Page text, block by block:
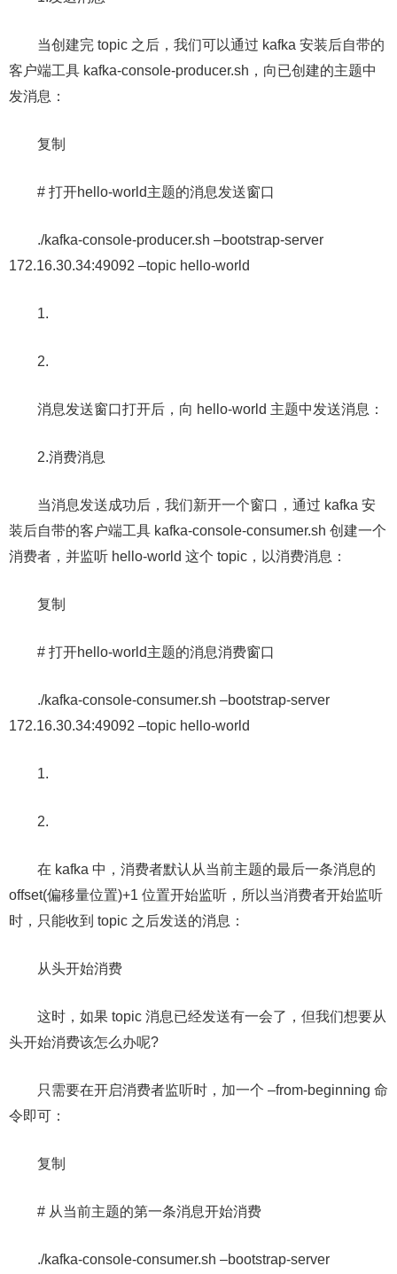
当创建完 topic 之后，我们可以通过 kafka 安装后自带的
客户端工具 kafka-console-producer.sh，向已创建的主题中
发消息：
复制
# 打开hello-world主题的消息发送窗口
./kafka-console-producer.sh –bootstrap-server
172.16.30.34:49092 –topic hello-world
1.
2.
消息发送窗口打开后，向 hello-world 主题中发送消息：
2.消费消息
当消息发送成功后，我们新开一个窗口，通过 kafka 安
装后自带的客户端工具 kafka-console-consumer.sh 创建一个
消费者，并监听 hello-world 这个 topic，以消费消息：
复制
# 打开hello-world主题的消息消费窗口
./kafka-console-consumer.sh –bootstrap-server
172.16.30.34:49092 –topic hello-world
1.
2.
在 kafka 中，消费者默认从当前主题的最后一条消息的
offset(偏移量位置)+1 位置开始监听，所以当消费者开始监听
时，只能收到 topic 之后发送的消息：
从头开始消费
这时，如果 topic 消息已经发送有一会了，但我们想要从
头开始消费该怎么办呢?
只需要在开启消费者监听时，加一个 –from-beginning 命
令即可：
复制
# 从当前主题的第一条消息开始消费
./kafka-console-consumer.sh –bootstrap-server